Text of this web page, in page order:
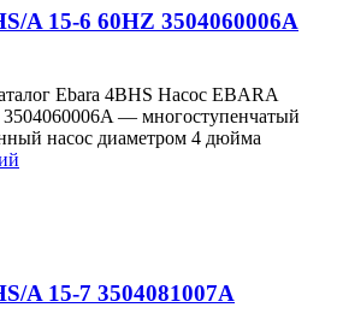
A 15-6 60HZ 3504060006A
Ebara 4BHS Насос EBARA
— многоступенчатый
насос диаметром 4 дюйма
A 15-7 3504081007A